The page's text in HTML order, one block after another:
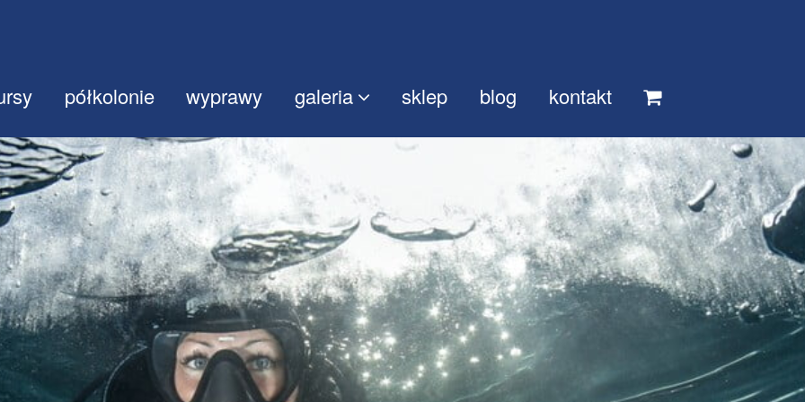
półkolonie wyprawy galeria sklep blog kontakt